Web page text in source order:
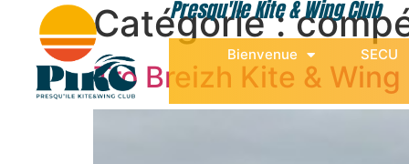
Presqu'Île Kite & Wing Club
Bienvenue SECU
Catégorie :
Tro Breizh Kite & Wing